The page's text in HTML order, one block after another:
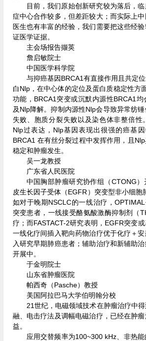
目前，我们原始创新研究较为落后，
症中心合作较多，但差距较大；而实际上中
医生也有丰富的经验，我们需要把这些经
证医学证据。
主会场报告撷英
詹启敏院士
中国医学科学院
与抑癌基因BRCA1有直接作用且共定
白Nlp，在中心体的定位及蛋白质稳定性方
功能，BRCA1突变或沉默内源性BRCA1
及Nlp降解。抑制内源性Nlp会导致异常纺
失败、胞质分裂失败以及染色体非整倍性
Nlp过表达，Nlp基因表现出很强的癌基
BRCA1 在有丝分裂过程中发挥作用，且
稳定和肿瘤发生。
吴一龙教授
广东省人民医院
中国胸部肿瘤研究协作组（CTONG
皮生长因子受体（EGFR）突变型非小细胞
如对于晚期NSCLC的一线治疗，
突变患者，一线接受酪氨酸激酶抑制剂（
疗；而FASTACT-2研究表明，EGFR突变或
一线化疗间插入靶向药物治疗优于化疗＋
入研究早期肺癌患者；辅助治疗和新辅助
开展中。
于金明院士
山东省肿瘤医院
帕西奇（Pasche）教授
美国阿拉巴马大学伯明翰分校
21世纪，电磁领域技术在肿瘤治疗中
融、电击疗法及调幅电磁治疗，已经在肿
益。
应用交替频率为100~300 kHz、非热